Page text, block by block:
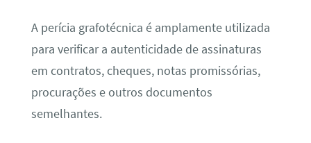
A perícia grafotécnica é amplamente utilizada
para verificar a autenticidade de assinaturas
em contratos, cheques, notas promissórias,
procurações e outros documentos
semelhantes.